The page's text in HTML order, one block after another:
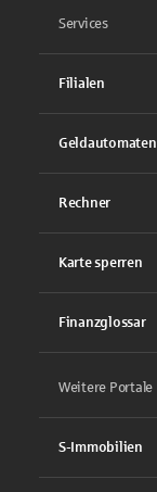
Services
Filialen
Geldautomaten
Rechner
Karte sperren
Finanzglossar
Weitere Portale
S-Immobilien